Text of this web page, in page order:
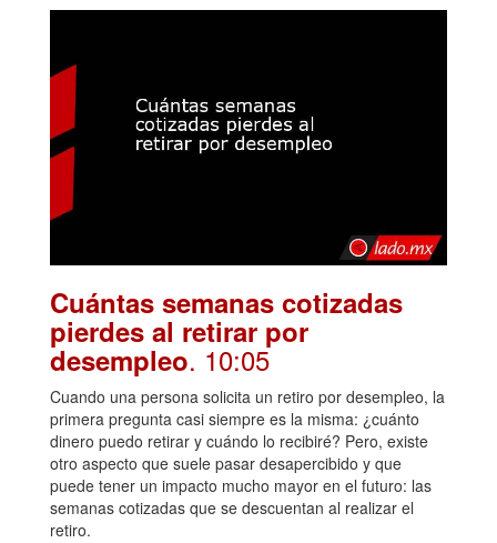
Cuántas semanas cotizadas
pierdes al retirar por
desempleo. 10:05
Cuando una persona solicita un retiro por desempleo, la
primera pregunta casi siempre es la misma: ¿cuánto
dinero puedo retirar y cuándo lo recibiré? Pero, existe
otro aspecto que suele pasar desapercibido y que
puede tener un impacto mucho mayor en el futuro: las
semanas cotizadas que se descuentan al realizar el
retiro.